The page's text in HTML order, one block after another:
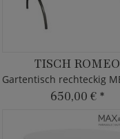
TISCH ROMEO
650,00 € *